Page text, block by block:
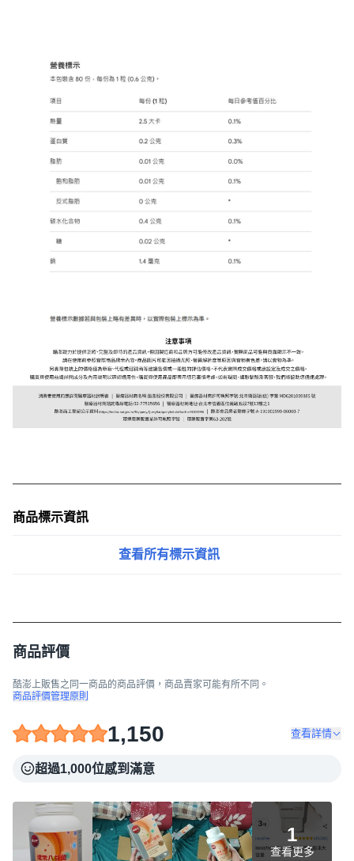
商品標示資訊
查看所有標示資訊
商品評價
酷澎上販售之同一商品的商品評價，商品賣家可能有所不同。
商品評價管理原則
1,150 查看詳情
超過1,000位感到滿意
1
查看更多